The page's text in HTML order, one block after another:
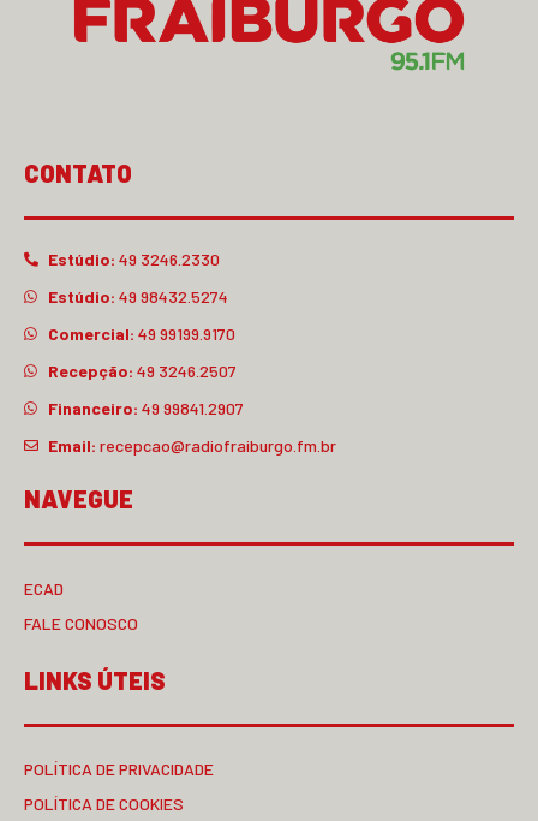
CONTATO
Estúdio: 49 3246.2330
Estúdio: 49 98432.5274
Comercial: 49 99199.9170
Recepção: 49 3246.2507
Financeiro: 49 99841.2907
Email: recepcao@radiofraiburgo.fm.br
NAVEGUE
ECAD
FALE CONOSCO
LINKS ÚTEIS
POLÍTICA DE PRIVACIDADE
POLÍTICA DE COOKIES